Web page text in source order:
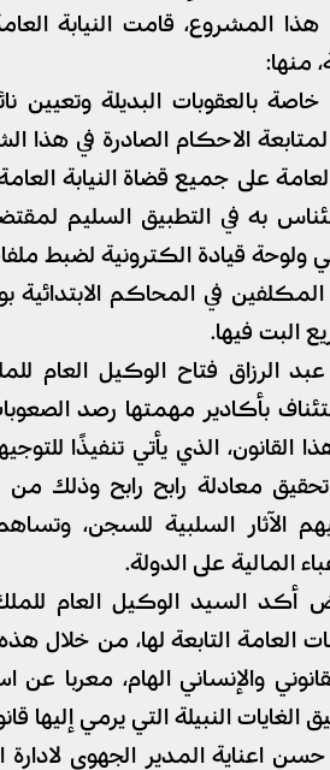
المشروع، قامت النيابة
منها:
بالعقوبات البديلة وتعيين
لمتابعة الاحكام الصادرة في
العامة على جميع قضاة النيابة
به في التطبيق السليم
قيادة الكترونية لضبط
في المحاكم
البت فيها.
الرزاق فتاح الوكيل العام
بأكادير مهمتها رصد
القانون، الذي يأتي تنفيذًا
تحقيق معادلة رابح رابح
الآثار السلبية للسجن،
المالية على الدولة.
أكد السيد الوكيل العام
العامة التابعة لها، من خلال
والإنساني الهام، معربا
الغايات النبيلة التي يرمي إليها
اعناية المدير الجهوي